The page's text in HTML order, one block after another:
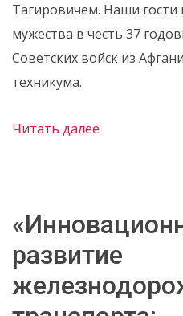
Тагировичем. Наши гости
мужества в честь 37
Советских войск из
техникума.
Читать далее
развитие